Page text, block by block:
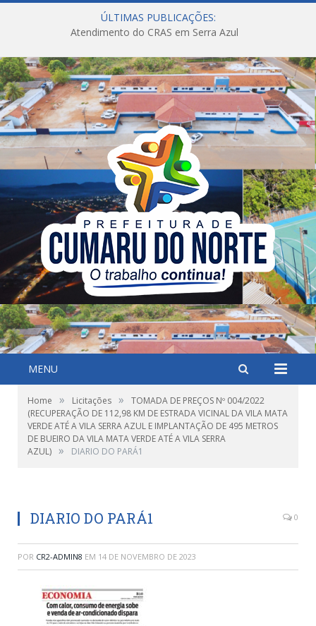
ÚLTIMAS PUBLICAÇÕES:
Atendimento do CRAS em Serra Azul
MENU
Home » Licitações »
TOMADA DE PREÇOS Nº 004/2022
(RECUPERAÇÃO DE 112,98 KM DE ESTRADA VICINAL DA VILA MATA
VERDE ATÉ A VILA SERRA AZUL E IMPLANTAÇÃO DE 495 METROS
DE BUEIRO DA VILA MATA VERDE ATÉ A VILA SERRA
AZUL) » DIARIO DO PARÁ1
DIARIO DO PARÁ1 0
POR CR2-ADMIN8 EM 14 DE NOVEMBRO DE 2023